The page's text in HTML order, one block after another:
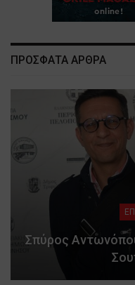
ΠΡΟΣΦΑΤΑ ΑΡΘΡΑ
Σπύρος